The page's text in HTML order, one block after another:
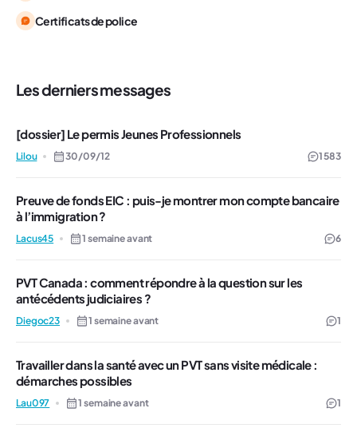
Certificats de police
Les derniers messages
[dossier] Le permis Jeunes Professionnels
Lilou 30/09/12 1 583
Preuve de fonds EIC : puis-je montrer mon compte bancaire
à l’immigration ?
Lacus45 1 semaine avant 6
PVT Canada : comment répondre à la question sur les
antécédents judiciaires ?
Diegoc23 1 semaine avant 1
Travailler dans la santé avec un PVT sans visite médicale :
démarches possibles
Lau097 1 semaine avant 1